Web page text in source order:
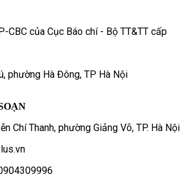
CBC của Cục Báo chí - Bộ TT&TT cấp
phường Hà Đông, TP Hà Nội
Chí Thanh, phường Giảng Võ, TP. Hà Nội